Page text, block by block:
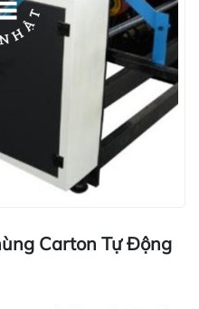
Carton Tự Động